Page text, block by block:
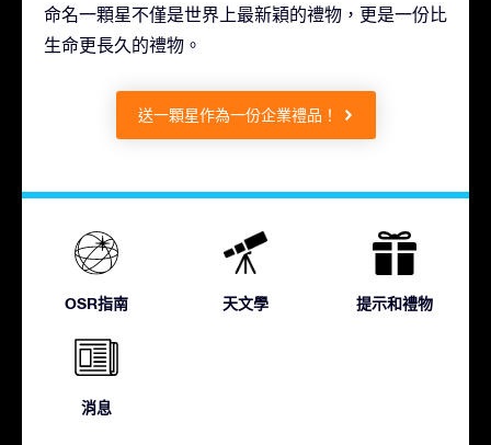
命名一顆星不僅是世界上最新穎的禮物，更是一份比
生命更長久的禮物。
送一顆星作為一份企業禮品！
OSR指南 天文學 提示和禮物
消息